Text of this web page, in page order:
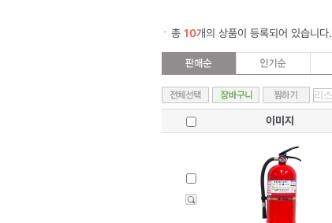
총 10개의 상품이 등록되어 있습니다.
이미지